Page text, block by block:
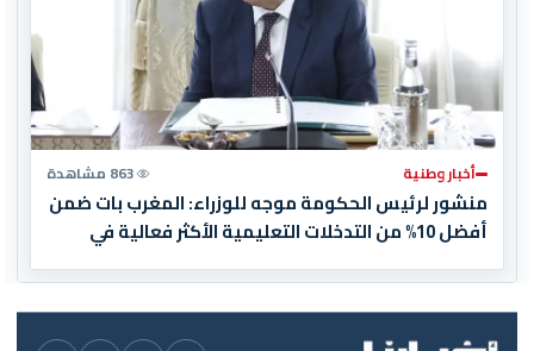
أخبار وطنية 863 مشاهدة
منشور لرئيس الحكومة موجه للوزراء: المغرب بات ضمن
أفضل 10% من التدخلات التعليمية الأكثر فعالية في
العالم